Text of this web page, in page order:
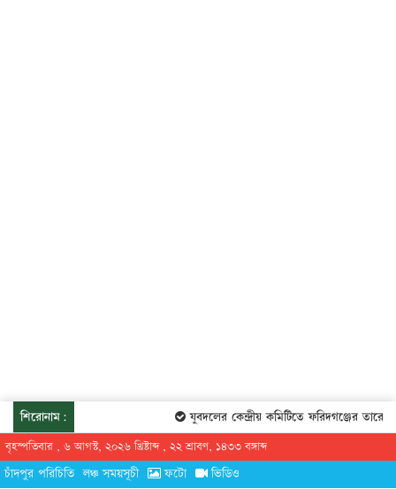
শিরোনাম: যুবদলের কেন্দ্রীয় কমিটিতে ফরিদগঞ্জের তারেকুর
বৃহস্পতিবার , ৬ আগস্ট, ২০২৬ খ্রিষ্টাব্দ , ২২ শ্রাবণ, ১৪৩৩ বঙ্গাব্দ
চাঁদপুর পরিচিতি লঞ্চ সময়সূচী ফটো ভিডিও